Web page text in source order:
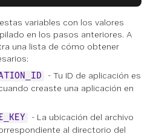
variables con los valores
en los pasos anteriores. A
una lista de cómo obtener
- Tu ID de aplicación es
creaste una aplicación en
- La ubicación del archivo
al directorio del